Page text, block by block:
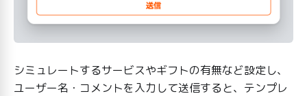
シミュレートするサービスやギフトの有無など設定し、
ユーザー名・コメントを入力して送信すると、テンプレ